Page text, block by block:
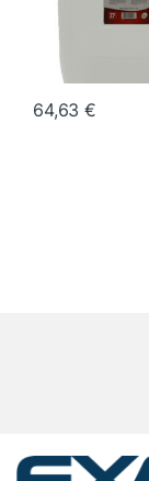
64,63€